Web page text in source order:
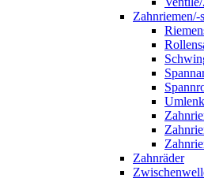
Zahnräder